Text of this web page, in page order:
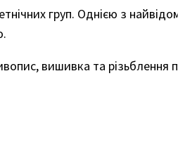
груп. Однією з
вишивка та різьблення